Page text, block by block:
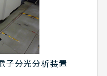
子分光分析装置